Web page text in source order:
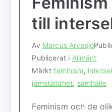
o
k
till
Av Marcus Arvesjö
Publicerat i Allmänt
Märktfeminism,
jämställdhet, samhälle
Feminism och de